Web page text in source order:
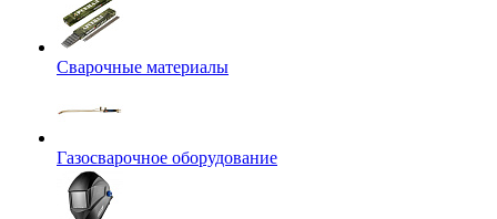
Сварочные материалы
Газосварочное оборудование